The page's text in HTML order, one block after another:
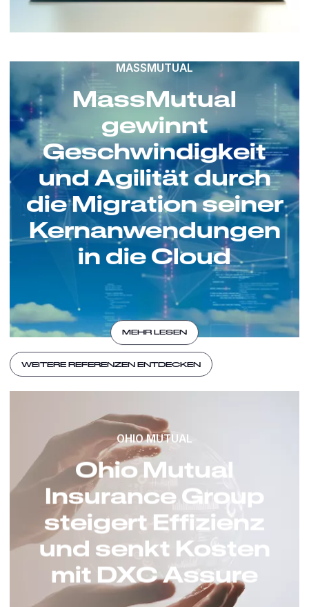
MASSMUTUAL
MassMutual
gewinnt
Geschwindigkeit
und Agilität durch
die Migration seiner
Kernanwendungen
in die Cloud
MEHR LESEN
WEITERE REFERENZEN ENTDECKEN
OHIO MUTUAL
Ohio Mutual
Insurance Group
steigert Effizienz
und senkt Kosten
mit DXC Assure